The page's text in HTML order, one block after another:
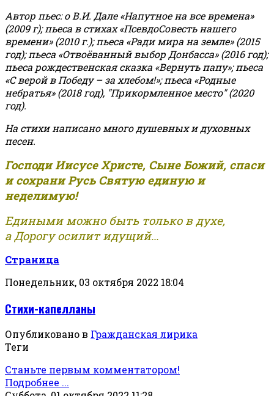
Автор пьес: о В.И. Дале «Напутное на все времена»
(2009 г); пьеса в стихах «ПсевдоСовесть нашего
времени» (2010 г.); пьеса «Ради мира на земле» (2015
год); пьеса «Отвоёванный выбор Донбасса» (2016 год);
пьеса рождественская сказка «Вернуть папу»; пьеса
«С верой в Победу – за хлебом!»;пьеса «Родные
небратья» (2018 год), "Прикормленное место" (2020
год).
На стихи написано много душевных и духовных
песен.
Господи Иисусе Христе, Сыне Божий, спаси
и сохрани Русь Святую единую и
неделимую!
Едиными можно быть только в духе,
а Дорогу осилит идущий...
Страница
Понедельник, 03 октября 2022 18:04
Стихи-капелланы
Опубликовано в Гражданская лирика
Теги
Станьте первым комментатором!
Подробнее ...